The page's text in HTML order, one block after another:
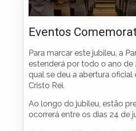
Eventos
Para marcar este jubileu, a
estenderá por todo o ano de
qual se deu a abertura
Cristo Rei.
Ao longo do jubileu, estão
ocorrerá entre os dias 24 de